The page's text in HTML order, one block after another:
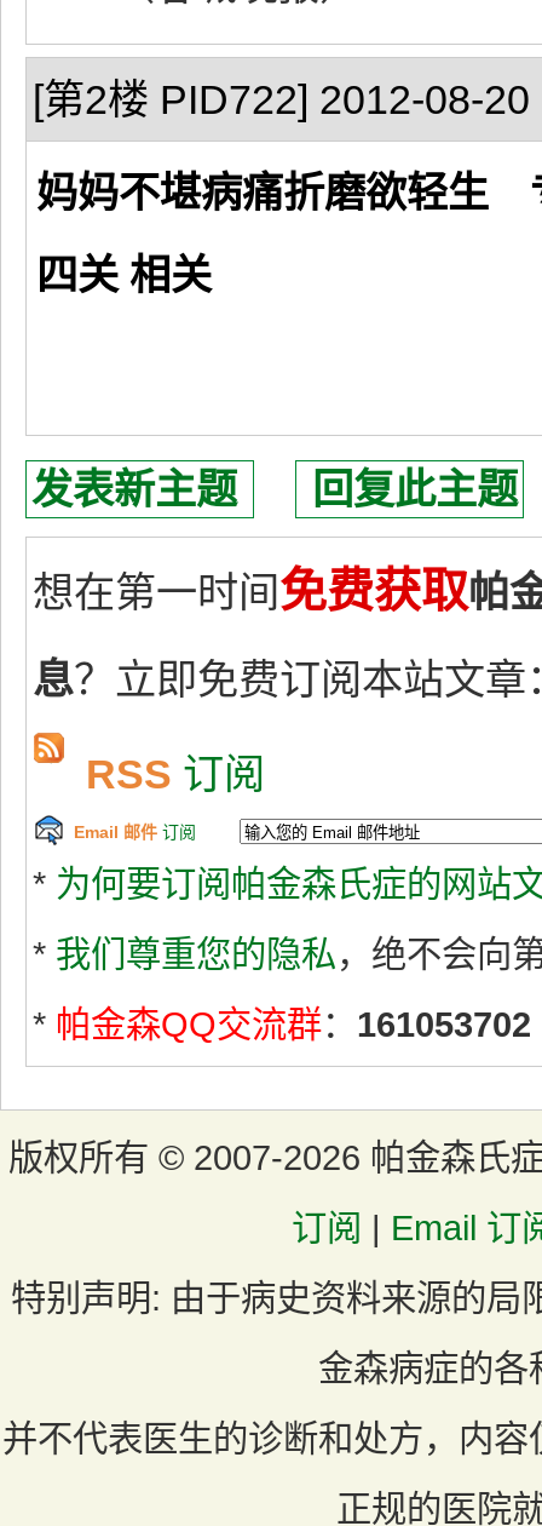
[第2楼 PID722] 2012-08-20
妈妈不堪病痛折磨欲轻生
四关 相关
发表新主题 回复此主题
想在第一时间免费获取帕
息？立即免费订阅本站文章
RSS 订阅
Email 邮件 订阅
* 为何要订阅帕金森氏症的网站
* 我们尊重您的隐私，绝不会向
* 帕金森QQ交流群： 161053702
版权所有 © 2007-2026 帕金森氏
订阅 | Email 订
特别声明: 由于病史资料来源的局
金森病症的各
并不代表医生的诊断和处方，内
正规的医院